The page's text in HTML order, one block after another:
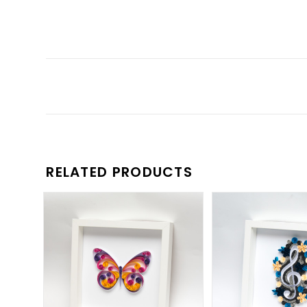
RELATED PRODUCTS